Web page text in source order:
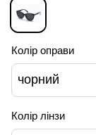
Колір оправи
чорний
Колір лінзи